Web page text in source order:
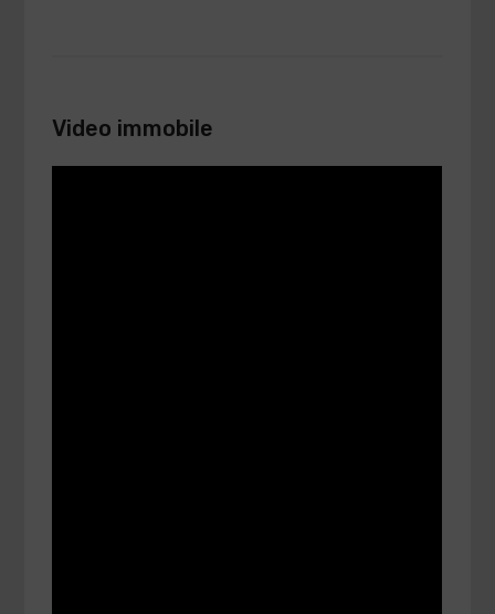
Video immobile